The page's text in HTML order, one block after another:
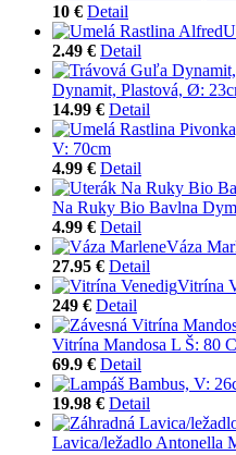
10 € Detail
2.49 € Detail
Dynamit, Plastová, Ø:
14.99 € Detail
V: 70cm
4.99 € Detail
Na Ruky Bio Bavlna
4.99 € Detail
Váza
27.95 € Detail
Vitrína
249 € Detail
Vitrína Mandosa L Š: 80
69.9 € Detail
19.98 € Detail
Lavica/ležadlo Antonella